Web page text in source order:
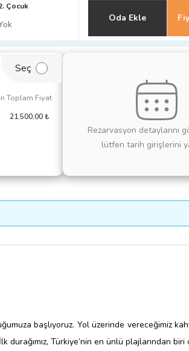
Çocuk
Oda Ekle
Seç
Toplam Fiyat
21.500,00₺
Rezarvasyon detaylarını
lütfen tarih girişlerini
başlıyoruz. Yol üzerinde vereceğimiz
İlk durağımız, Türkiye’nin en ünlü plajlarından biri